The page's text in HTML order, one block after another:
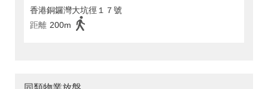
香港銅鑼灣大坑徑１７號
距離 200m